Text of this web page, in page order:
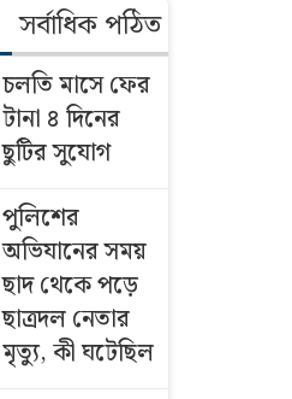
সর্বাধিক পঠিত
চলতি মাসে ফের
টানা ৪ দিনের
ছুটির সুযোগ
পুলিশের
অভিযানের সময়
ছাদ থেকে পড়ে
ছাত্রদল নেতার
মৃত্যু, কী ঘটেছিল